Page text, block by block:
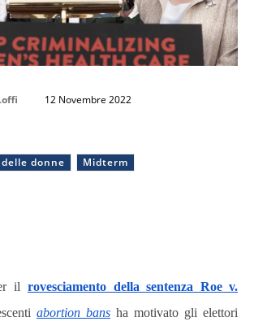
12 Novembre 2022
donne Midterm
il rovesciamento della sentenza Roe v.
abortion bans ha motivato gli elettori